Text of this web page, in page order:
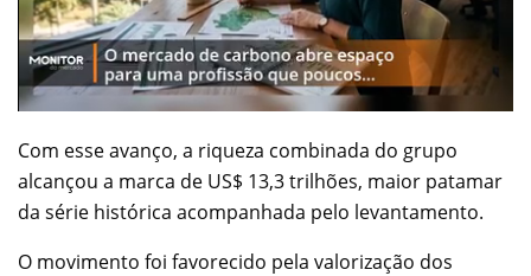
Com esse avanço, a riqueza combinada do grupo
alcançou a marca de US$ 13,3 trilhões, maior patamar
da série histórica acompanhada pelo levantamento.
O movimento foi favorecido pela valorização dos